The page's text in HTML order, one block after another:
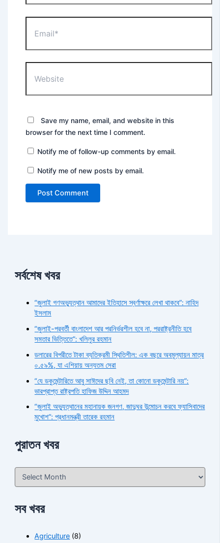
Save my name, email, and website in this
browser for the next time I comment.
Notify me of follow-up comments by email.
Notify me of new posts by email.
সর্বশেষ খবর
“জুলাই গণঅভ্যুত্থান আমাদের ইতিহাসে স্বর্ণাক্ষরে লেখা থাকবে”: নাহিদ
ইসলাম
“জুলাই-পরবর্তী বাংলাদেশ আর পরনির্ভরশীল হবে না, পররাষ্ট্রনীতি হবে
সমতার ভিত্তিতে”: খলিলুর রহমান
ডলারের বিপরীতে টাকা ব্যতিক্রমী স্থিতিশীল: এক বছরে অবমূল্যায়ন মাত্র
০.৫৯%, যা এশিয়ায় অন্যতম সেরা
“যে ডকুমেন্টারিতে আবু সাঈদের ছবি নেই, তা কোনো ডকুমেন্টারি নয়”:
ভারপ্রাপ্ত রাষ্ট্রপতি হাফিজ উদ্দিন আহমদ
“জুলাই অভ্যুত্থানের মহানায়ক জনগণ, জাদুঘর উন্মোচন করবে ফ্যাসিবাদের
মুখোশ”: প্রধানমন্ত্রী তারেক রহমান
পুরাতন খবর
সব খবর
Agriculture (8)